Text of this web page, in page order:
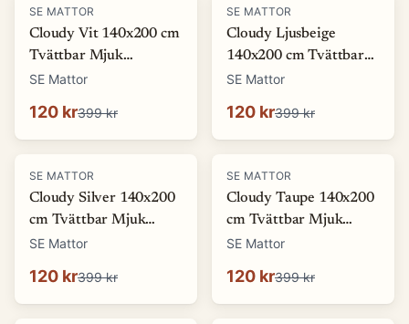
-70%
SE MATTOR
Cloudy Vit 140x200 cm
Tvättbar Mjuk
Ryamatta
SE Mattor
120 kr399 kr
-70%
SE MATTOR
Cloudy Ljusbeige
140x200 cm Tvättbar
Mjuk Ryamatta
SE Mattor
120 kr399 kr
-70%
SE MATTOR
Cloudy Silver 140x200
cm Tvättbar Mjuk
Ryamatta
SE Mattor
120 kr399 kr
-70%
SE MATTOR
Cloudy Taupe 140x200
cm Tvättbar Mjuk
Ryamatta
SE Mattor
120 kr399 kr